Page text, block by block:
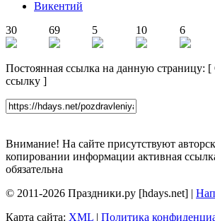
Викентий
30
69 5 10 6
Постоянная ссылка на данную страницу: [
ссылку ]
Внимание! На сайте присутствуют
копировании информации активная
обязательна
© 2011-2026 Праздники.ру [hdays.net] |
Карта сайта: XML | Политика